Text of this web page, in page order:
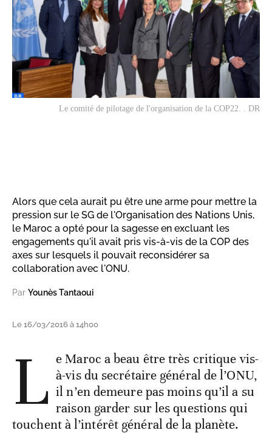
Le comité de pilotage de l'organisation de la COP22. . DR
Alors que cela aurait pu être une arme pour mettre la
pression sur le SG de l'Organisation des Nations Unis,
le Maroc a opté pour la sagesse en excluant les
engagements qu'il avait pris vis-à-vis de la COP des
axes sur lesquels il pouvait reconsidérer sa
collaboration avec l'ONU.
Par Younès Tantaoui
Le 16/03/2016 à 14h00
L e Maroc a beau être très critique vis-
à-vis du secrétaire général de l’ONU,
il n’en demeure pas moins qu’il a su
raison garder sur les questions qui
touchent à l’intérêt général de la planète.